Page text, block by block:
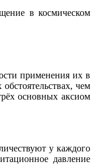
в космическом
применения их в
чем
основных аксиом
у каждого
давление